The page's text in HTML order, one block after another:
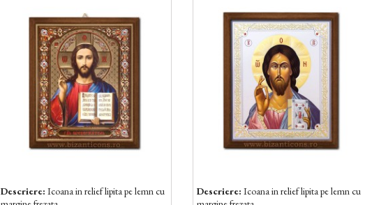
Descriere: Icoana in relief lipita pe lemn cu
Descriere:Icoana in relief lipita pe lemn cu